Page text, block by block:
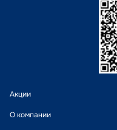
Акции
О компании